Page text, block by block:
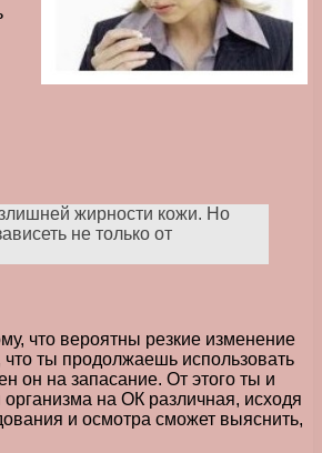
жирности кожи. Но
не только от
что вероятны резкие изменение
что ты продолжаешь использовать
он на запасание. От этого ты и
на ОК различная, исходя
и осмотра сможет выяснить,